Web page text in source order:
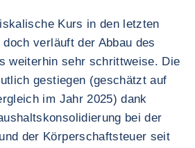
Kurs in den letzten
verläuft der Abbau des
weiterhin sehr schrittweise. Die
gestiegen (geschätzt auf
im Jahr 2025) dank
bei der
der Körperschaftsteuer seit